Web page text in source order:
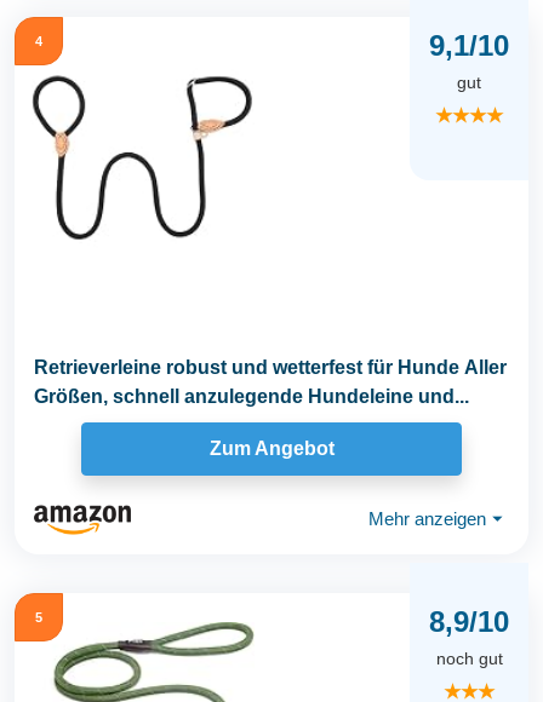
4 9,1/10
gut
★★★★
Retrieverleine robust und wetterfest für Hunde Aller
Größen, schnell anzulegende Hundeleine und...
Zum Angebot
Mehr anzeigen ⏷
5 8,9/10
noch gut
★★★